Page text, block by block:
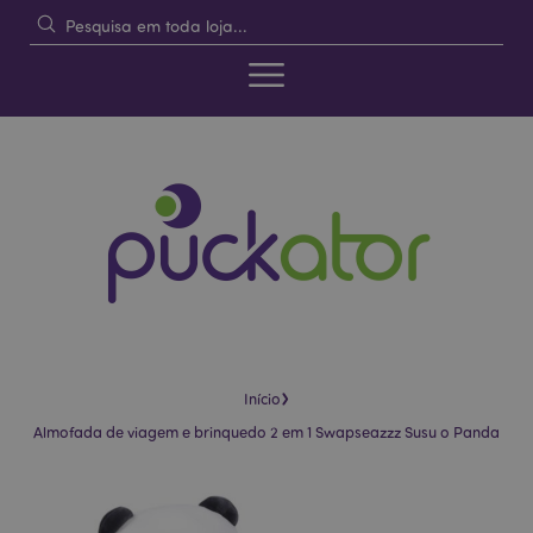
Início›
Almofada de viagem e brinquedo 2 em 1 Swapseazzz Susu o Panda